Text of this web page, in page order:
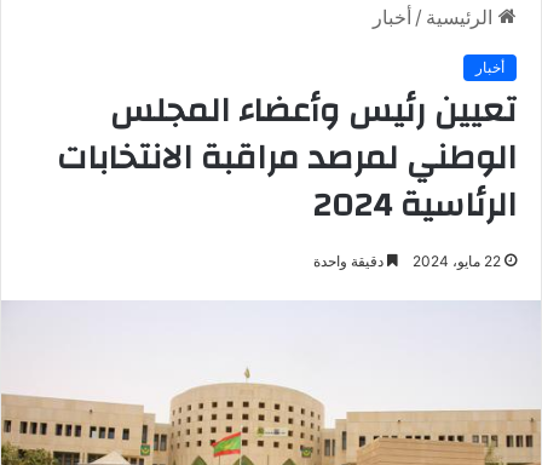
الرئيسية / أخبار
أخبار
تعيين رئيس وأعضاء المجلس
الوطني لمرصد مراقبة الانتخابات
الرئاسية 2024
22 مايو، 2024 دقيقة واحدة